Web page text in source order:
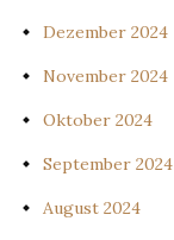
Dezember 2024
November 2024
Oktober 2024
September 2024
August 2024